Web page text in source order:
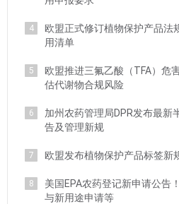
4
欧盟正式修订植物保护产品法
用清单
5
欧盟推进三氟乙酸（TFA）危
估代谢物合规风险
6
加州农药管理局DPR发布最新
告及管理新规
7 欧盟发布植物保护产品标签新
8
美国EPA农药登记新申请公告
与新用途申请等